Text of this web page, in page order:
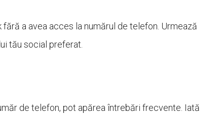
a avea acces la numărul de telefon. Urmează
tău social preferat.
de telefon, pot apărea întrebări frecvente. Iată